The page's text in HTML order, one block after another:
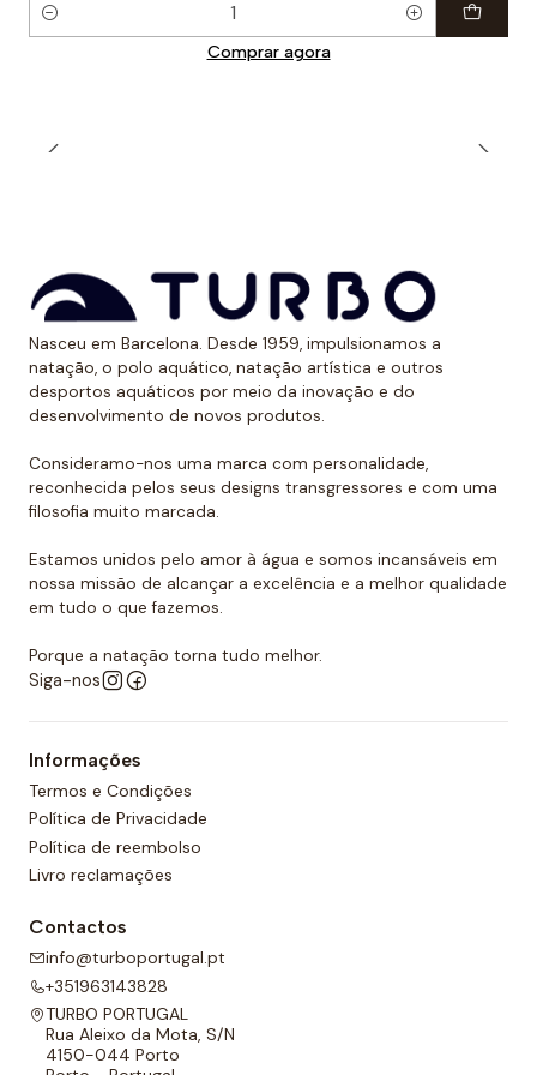
Quantidade
Comprar agora
Nasceu em Barcelona. Desde 1959, impulsionamos a
natação, o polo aquático, natação artística e outros
desportos aquáticos por meio da inovação e do
desenvolvimento de novos produtos.
Consideramo-nos uma marca com personalidade,
reconhecida pelos seus designs transgressores e com uma
filosofia muito marcada.
Estamos unidos pelo amor à água e somos incansáveis em
nossa missão de alcançar a excelência e a melhor qualidade
em tudo o que fazemos.
Porque a natação torna tudo melhor.
Siga-nos
Informações
Termos e Condições
Política de Privacidade
Política de reembolso
Livro reclamações
Contactos
info@turboportugal.pt
+351963143828
TURBO PORTUGAL
Rua Aleixo da Mota, S/N
4150-044 Porto